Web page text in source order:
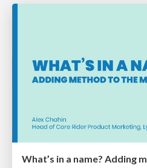
What’s in a name? Adding